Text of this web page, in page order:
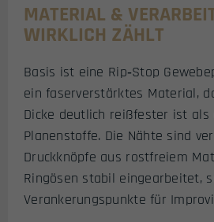
MATERIAL &
WIRKLICH ZÄHLT
Basis ist eine Rip‑Stop
ein faserverstärktes Material,
Dicke deutlich reißfester ist als
Planenstoffe. Die Nähte sind
Druckknöpfe aus rostfreiem
Ringösen stabil eingearbeitet,
Verankerungspunkte für